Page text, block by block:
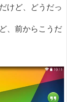
けど、どうだっ
、前からこうだ